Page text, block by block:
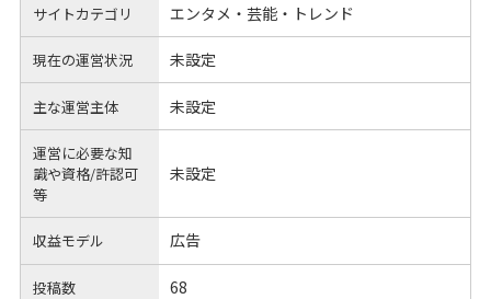
サイトカテゴリ エンタメ・芸能・トレンド
現在の運営状況 未設定
主な運営主体 未設定
運営に必要な知
識や資格/許認可
等
未設定
収益モデル 広告
投稿数 68